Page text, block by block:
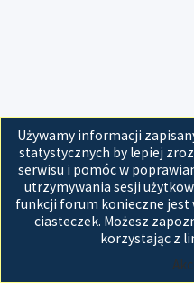
Używamy informacji
statystycznych by lepiej
serwisu i pomóc w
utrzymywania sesji
funkcji forum konieczne jest
ciasteczek. Możesz
korzystając z